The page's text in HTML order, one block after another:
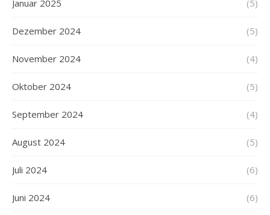
Januar 2025 (5)
Dezember 2024 (5)
November 2024 (4)
Oktober 2024 (5)
September 2024 (4)
August 2024 (5)
Juli 2024 (6)
Juni 2024 (6)